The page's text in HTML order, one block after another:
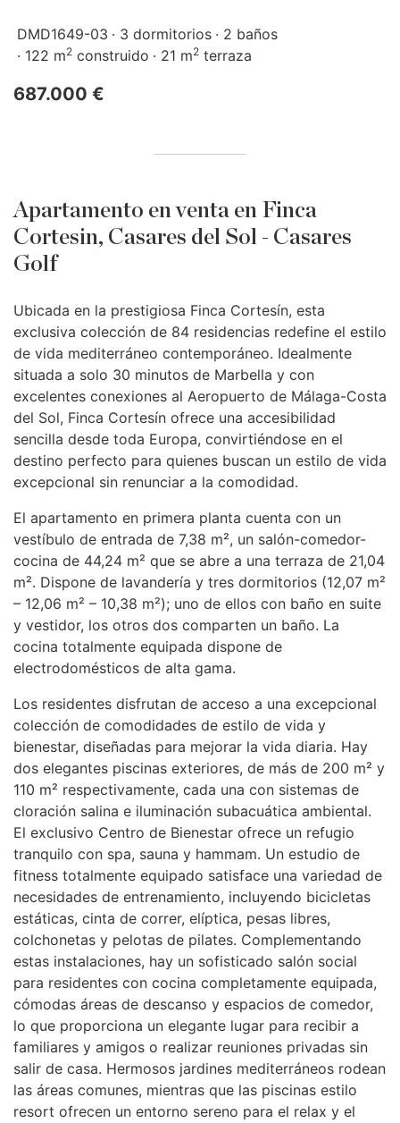
DMD1649-03 3 dormitorios
2 baños
122 m2 construido 21 m2 terraza
687.000 €
Apartamento en venta en Finca
Cortesin, Casares del Sol - Casares
Golf
Ubicada en la prestigiosa Finca Cortesín, esta
exclusiva colección de 84 residencias redefine el estilo
de vida mediterráneo contemporáneo. Idealmente
situada a solo 30 minutos de Marbella y con
excelentes conexiones al Aeropuerto de Málaga-Costa
del Sol, Finca Cortesín ofrece una accesibilidad
sencilla desde toda Europa, convirtiéndose en el
destino perfecto para quienes buscan un estilo de vida
excepcional sin renunciar a la comodidad.
El apartamento en primera planta cuenta con un
vestíbulo de entrada de 7,38 m², un salón-comedor-
cocina de 44,24 m² que se abre a una terraza de 21,04
m². Dispone de lavandería y tres dormitorios (12,07 m²
– 12,06 m² – 10,38 m²); uno de ellos con baño en suite
y vestidor, los otros dos comparten un baño. La
cocina totalmente equipada dispone de
electrodomésticos de alta gama.
Los residentes disfrutan de acceso a una excepcional
colección de comodidades de estilo de vida y
bienestar, diseñadas para mejorar la vida diaria. Hay
dos elegantes piscinas exteriores, de más de 200 m² y
110 m² respectivamente, cada una con sistemas de
cloración salina e iluminación subacuática ambiental.
El exclusivo Centro de Bienestar ofrece un refugio
tranquilo con spa, sauna y hammam. Un estudio de
fitness totalmente equipado satisface una variedad de
necesidades de entrenamiento, incluyendo bicicletas
estáticas, cinta de correr, elíptica, pesas libres,
colchonetas y pelotas de pilates. Complementando
estas instalaciones, hay un sofisticado salón social
para residentes con cocina completamente equipada,
cómodas áreas de descanso y espacios de comedor,
lo que proporciona un elegante lugar para recibir a
familiares y amigos o realizar reuniones privadas sin
salir de casa. Hermosos jardines mediterráneos rodean
las áreas comunes, mientras que las piscinas estilo
resort ofrecen un entorno sereno para el relax y el